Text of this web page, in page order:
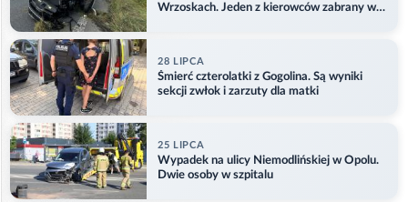
Wrzoskach. Jeden z kierowców zabrany w
28 LIPCA
Śmierć czterolatki z Gogolina. Są wyniki
sekcji zwłok i zarzuty dla matki
25 LIPCA
Wypadek na ulicy Niemodlińskiej w Opolu.
Dwie osoby w szpitalu